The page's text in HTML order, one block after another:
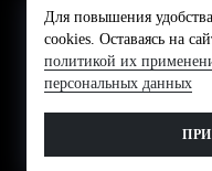
Для повышения
cookies. Оставаясь на
политикой их
персональных данных